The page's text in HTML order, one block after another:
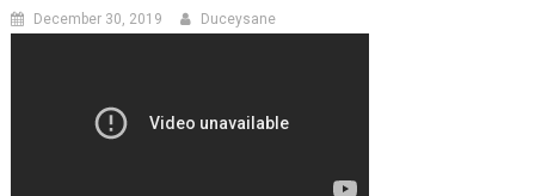
December 30, 2019 Duceysane